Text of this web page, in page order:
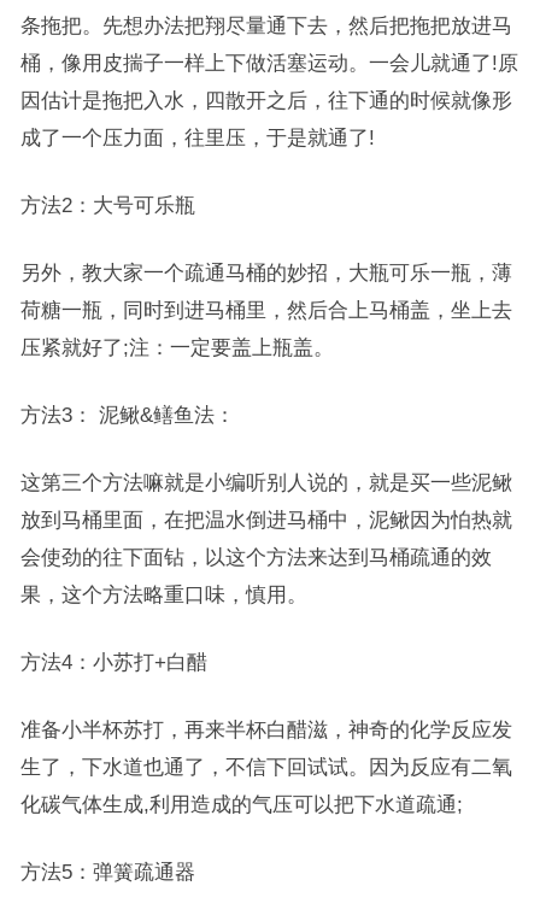
条拖把。先想办法把翔尽量通下去，然后把拖把放进马
桶，像用皮揣子一样上下做活塞运动。一会儿就通了!原
因估计是拖把入水，四散开之后，往下通的时候就像形
成了一个压力面，往里压，于是就通了!
方法2：大号可乐瓶
另外，教大家一个疏通马桶的妙招，大瓶可乐一瓶，薄
荷糖一瓶，同时到进马桶里，然后合上马桶盖，坐上去
压紧就好了;注：一定要盖上瓶盖。
方法3： 泥鳅&鳝鱼法：
这第三个方法嘛就是小编听别人说的，就是买一些泥鳅
放到马桶里面，在把温水倒进马桶中，泥鳅因为怕热就
会使劲的往下面钻，以这个方法来达到马桶疏通的效
果，这个方法略重口味，慎用。
方法4：小苏打+白醋
准备小半杯苏打，再来半杯白醋滋，神奇的化学反应发
生了，下水道也通了，不信下回试试。因为反应有二氧
化碳气体生成,利用造成的气压可以把下水道疏通;
方法5：弹簧疏通器